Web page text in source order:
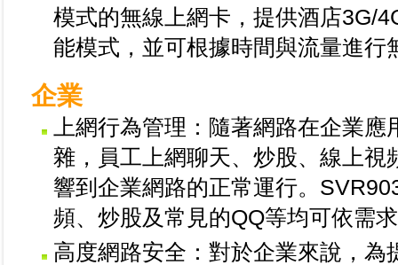
模式的無線上網卡，提供酒店3G/
能模式，並可根據時間與流量進行
企業
上網行為管理：隨著網路在企業
雜，員工上網聊天、炒股、線上
響到企業網路的正常運行。
頻、炒股及常見的QQ等均可依需
高度網路安全：對於企業來說，